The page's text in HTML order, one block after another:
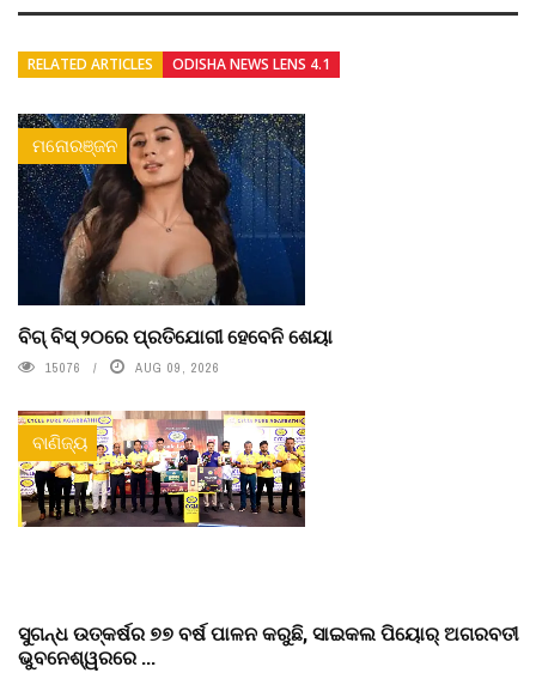
RELATED ARTICLES ODISHA NEWS LENS 4.1
ମନୋରଞ୍ଜନ
ବିଗ୍ ବିସ୍ ୨୦ରେ ପ୍ରତିଯୋଗୀ ହେବେନି ଶେୟା
15076 AUG 09, 2026
ବାଣିଜ୍ୟ
ସୁଗନ୍ଧ ଉତ୍କର୍ଷର ୭୭ ବର୍ଷ ପାଳନ କରୁଛି, ସାଇକଲ ପିୟୋର୍‌ ଅଗରବତୀ
ଭୁବନେଶ୍ୱରରେ ...